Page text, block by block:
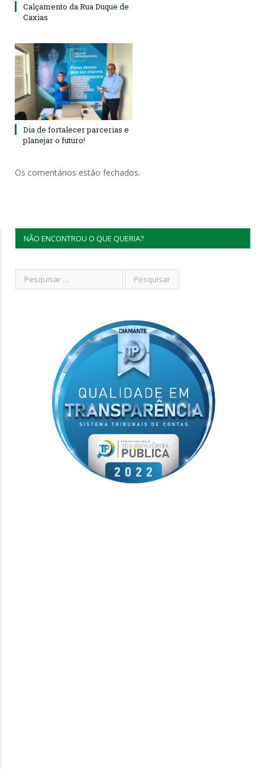
Calçamento da Rua Duque de
Caxias
Dia de fortalecer parcerias e
planejar o futuro!
Os comentários estão fechados.
NÃO ENCONTROU O QUE QUERIA?